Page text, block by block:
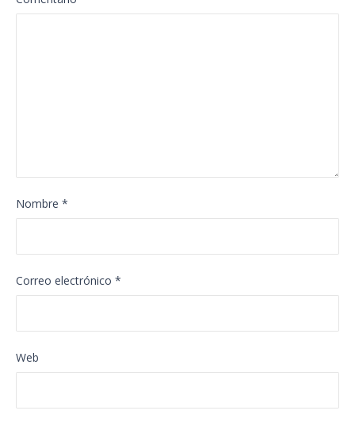
Nombre *
Correo electrónico *
Web